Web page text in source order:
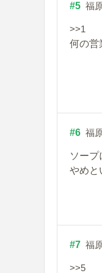
#5 福
>>1
何の営
#6 福
ソー
やめと
#7 福
>>5